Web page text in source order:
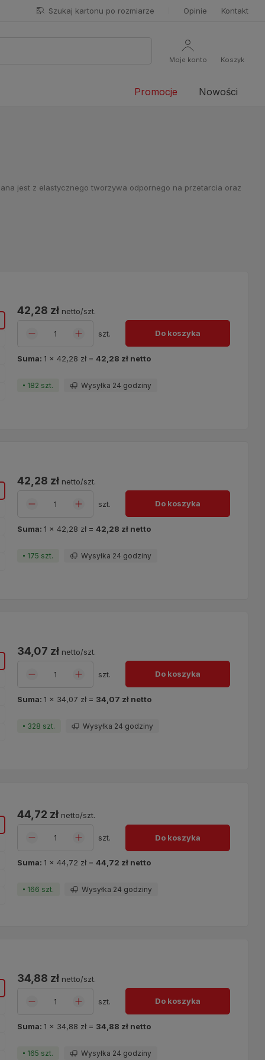
Szukaj kartonu po rozmiarze Opinie Kontakt
Moje konto Koszyk
Promocje Nowości
jest z elastycznego tworzywa odpornego na przetarcia oraz
42,28 zł netto/szt.
szt. Do koszyka
Suma: 1 x 42,28 zł= 42,28 złnetto
182 szt. Wysyłka 24 godziny
42,28 zł netto/szt.
szt. Do koszyka
Suma: 1 x 42,28 zł= 42,28 złnetto
175 szt. Wysyłka 24 godziny
34,07 zł netto/szt.
szt. Do koszyka
Suma: 1 x 34,07 zł= 34,07 złnetto
328 szt. Wysyłka 24 godziny
44,72 zł netto/szt.
szt. Do koszyka
Suma: 1 x 44,72 zł= 44,72 złnetto
166 szt. Wysyłka 24 godziny
34,88 zł netto/szt.
szt. Do koszyka
Suma: 1 x 34,88 zł= 34,88 złnetto
165 szt. Wysyłka 24 godziny